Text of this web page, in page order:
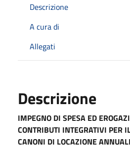
Descrizione
A cura di
Allegati
Descrizione
IMPEGNO DI SPESA ED
CONTRIBUTI INTEGRATIVI PER
CANONI DI LOCAZIONE